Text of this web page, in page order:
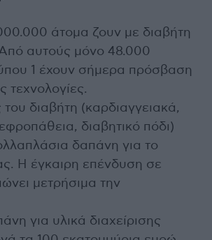
άτομα ζουν με διαβήτη
αυτούς μόνο 48.000
1 έχουν σήμερα πρόσβαση
τεχνολογίες.
του διαβήτη (καρδιαγγειακά,
διαβητικό πόδι)
δαπάνη για το
Η έγκαιρη επένδυση σε
μετρήσιμα την
για υλικά διαχείρισης